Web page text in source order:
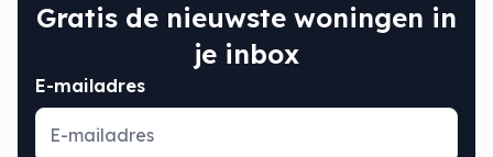
Gratis de nieuwste woningen in
je inbox
E-mailadres